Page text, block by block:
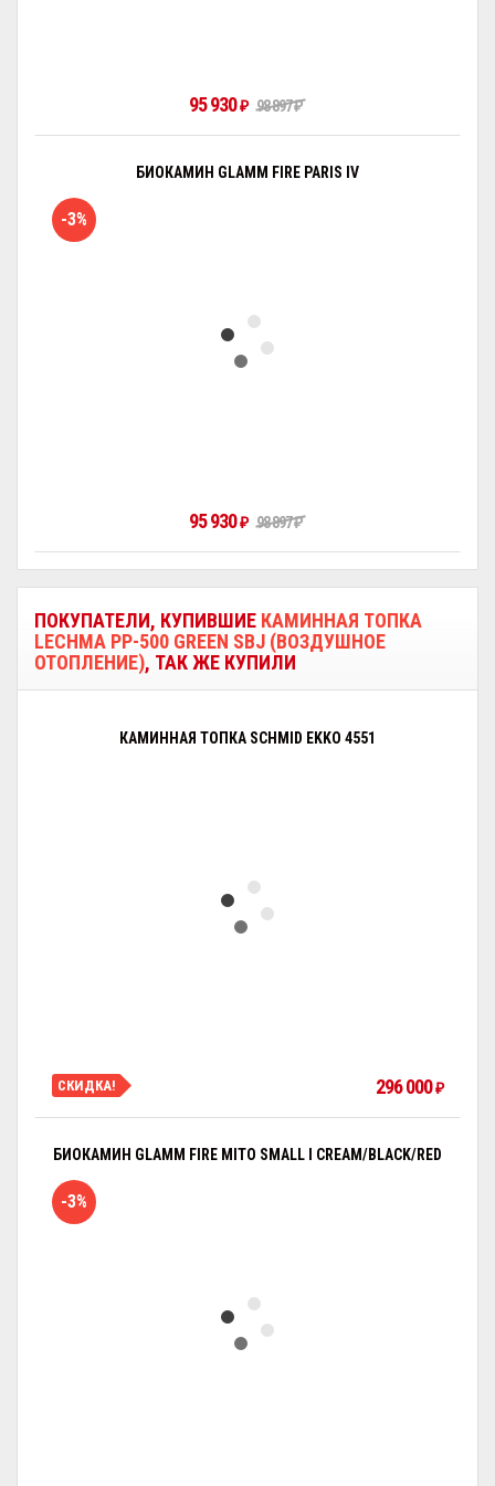
95 930₽ 98 897₽
БИОКАМИН GLAMM FIRE PARIS IV
-3%
95 930₽ 98 897₽
ПОКУПАТЕЛИ, КУПИВШИЕ КАМИННАЯ ТОПКА
LECHMA PP-500 GREEN SBJ (ВОЗДУШНОЕ
ОТОПЛЕНИЕ), ТАК ЖЕ КУПИЛИ
КАМИННАЯ ТОПКА SCHMID EKKO 4551
СКИДКА! 296 000₽
БИОКАМИН GLAMM FIRE MITO SMALL I CREAM/BLACK/RED
-3%